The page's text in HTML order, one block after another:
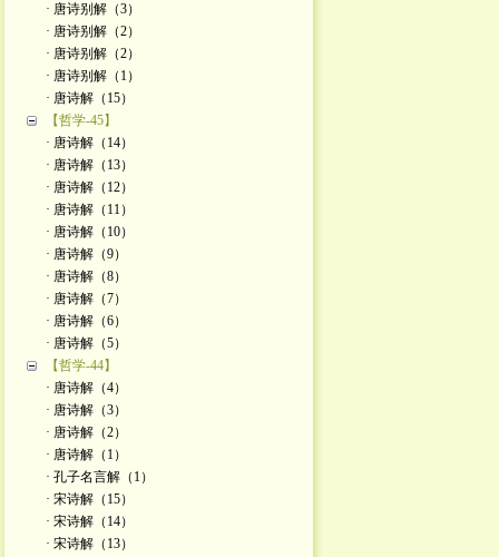
· 唐诗别解（3）
· 唐诗别解（2）
· 唐诗别解（2）
· 唐诗别解（1）
· 唐诗解（15）
【哲学-45】
· 唐诗解（14）
· 唐诗解（13）
· 唐诗解（12）
· 唐诗解（11）
· 唐诗解（10）
· 唐诗解（9）
· 唐诗解（8）
· 唐诗解（7）
· 唐诗解（6）
· 唐诗解（5）
【哲学-44】
· 唐诗解（4）
· 唐诗解（3）
· 唐诗解（2）
· 唐诗解（1）
· 孔子名言解（1）
· 宋诗解（15）
· 宋诗解（14）
· 宋诗解（13）